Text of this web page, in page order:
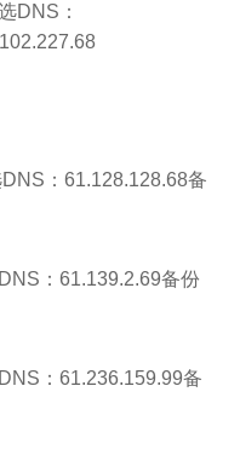
DNS：
：61.128.128.68备
：61.139.2.69备份
：61.236.159.99备